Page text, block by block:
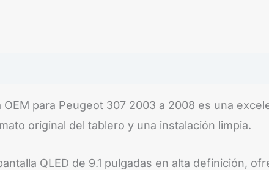
OEM para Peugeot 307 2003 a 2008 es una
original del tablero y una instalación limpia.
QLED de 9.1 pulgadas en alta definición,